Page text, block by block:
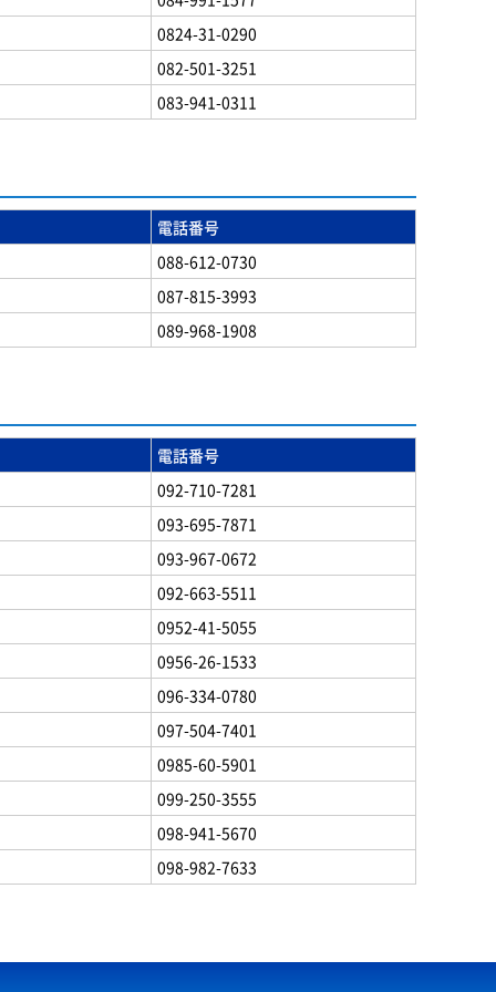
0824-31-0290
082-501-3251
083-941-0311
電話番号
088-612-0730
087-815-3993
089-968-1908
電話番号
092-710-7281
093-695-7871
093-967-0672
092-663-5511
0952-41-5055
0956-26-1533
096-334-0780
097-504-7401
0985-60-5901
099-250-3555
098-941-5670
098-982-7633